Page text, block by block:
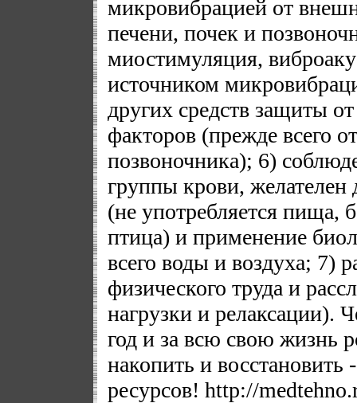
микровибрацией от
печени, почек и
миостимуляция,
источником
других средств защиты
факторов (прежде всего
позвоночника); 6)
группы крови,
(не употребляется пища,
птица) и применение
всего воды и воздуха; 7)
физического труда и
нагрузки и релаксации).
год и за всю свою жизнь
накопить и восстановить
ресурсов! http://